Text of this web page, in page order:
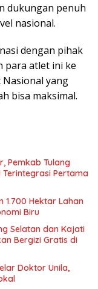
dukungan penuh
nasional.
dengan pihak
para atlet ini ke
yang
bisa maksimal.
Pemkab Tulang
Pertama
1.700 Hektar Lahan
Biru
Selatan dan Kajati
Bergizi Gratis di
Doktor Unila,